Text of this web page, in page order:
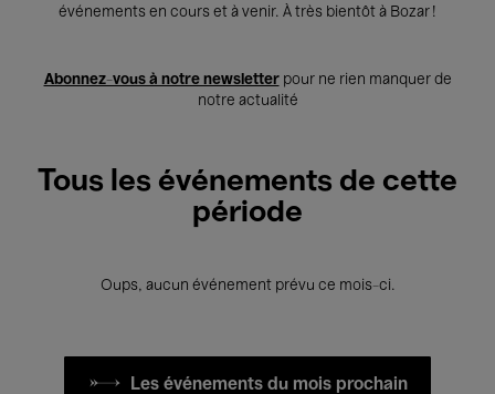
événements en cours et à venir. À très bientôt à Bozar !
Abonnez-vous à notre newsletterpour ne rien manquer de
notre actualité
Tous les événements de cette
période
Oups, aucun événement prévu ce mois-ci.
Les événements du mois prochain